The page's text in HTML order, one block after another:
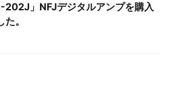
202J」NFJデジタルアンプを購入
た。